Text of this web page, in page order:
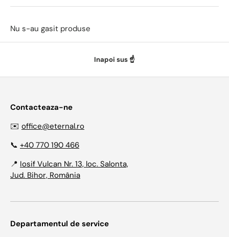
Nu s-au gasit produse
Inapoi sus ☝️
Contacteaza-ne
✉️ office@eternal.ro
📞 +40 770 190 466
📍 Iosif Vulcan Nr. 13, loc. Salonta,
Jud. Bihor, România
Departamentul de service